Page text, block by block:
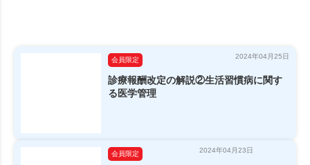
会員限定 2024年04月25日
診療報酬改定の解説②生活習慣病に関す
る医学管理
会員限定 2024年04月23日